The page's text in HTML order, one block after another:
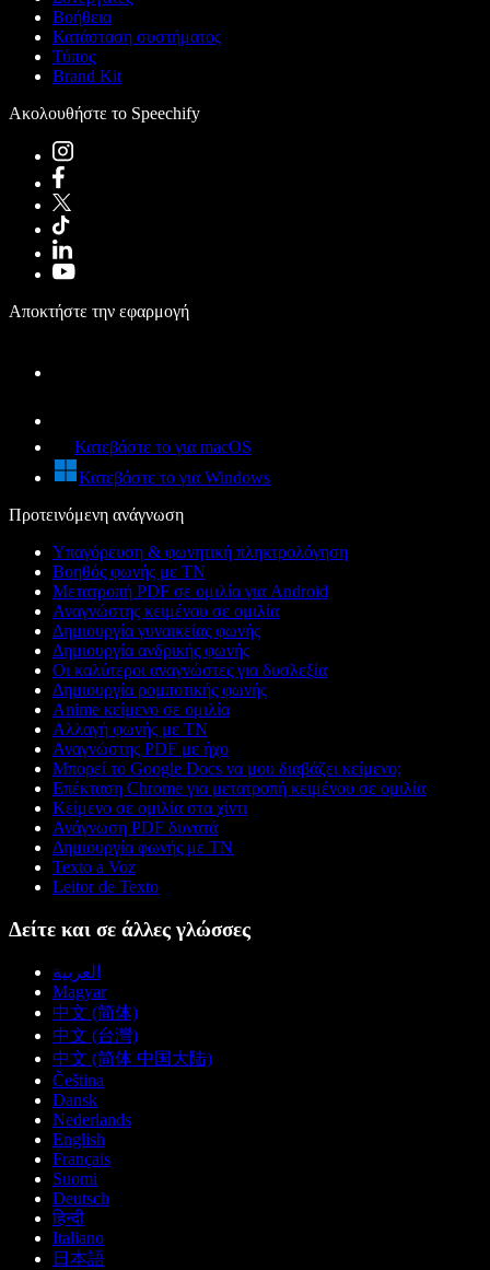
Βοήθεια
Κατάσταση συστήματος
Τύπος
Brand Kit
Ακολουθήστε το Speechify
Αποκτήστε την εφαρμογή
Κατεβάστε το για macOS
Κατεβάστε το για Windows
Προτεινόμενη ανάγνωση
Υπαγόρευση & φωνητική πληκτρολόγηση
Βοηθός φωνής με ΤΝ
Μετατροπή PDF σε ομιλία για Android
Αναγνώστης κειμένου σε ομιλία
Δημιουργία γυναικείας φωνής
Δημιουργία ανδρικής φωνής
Οι καλύτεροι αναγνώστες για δυσλεξία
Δημιουργία ρομποτικής φωνής
Anime κείμενο σε ομιλία
Αλλαγή φωνής με ΤΝ
Αναγνώστης PDF με ήχο
Μπορεί το Google Docs να μου διαβάζει κείμενο;
Επέκταση Chrome για μετατροπή κειμένου σε ομιλία
Κείμενο σε ομιλία στα χίντι
Ανάγνωση PDF δυνατά
Δημιουργία φωνής με ΤΝ
Texto a Voz
Leitor de Texto
Δείτε και σε άλλες γλώσσες
العربية
Magyar
中文 (简体)
中文 (台灣)
中文 (简体 中国大陆)
Čeština
Dansk
Nederlands
English
Français
Suomi
Deutsch
हिन्दी
Italiano
日本語